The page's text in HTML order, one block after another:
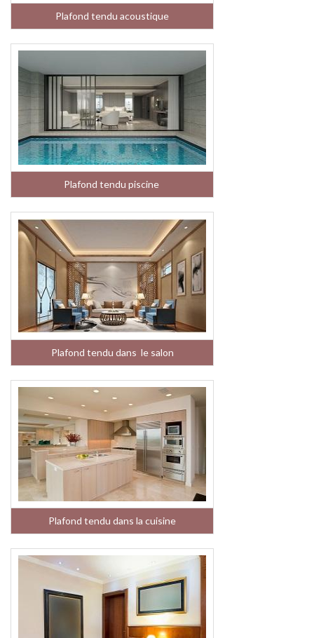
Plafond tendu acoustique
Plafond tendu piscine
Plafond tendu dans le salon
Plafond tendu dans la cuisine